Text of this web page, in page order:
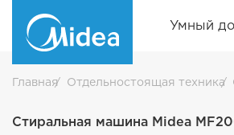
Умный
Главная Отдельностоящая техника
Стиральная машина Midea